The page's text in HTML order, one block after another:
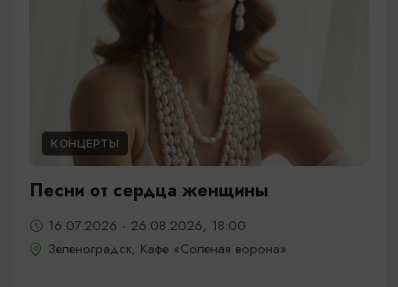
КОНЦЕРТЫ
Песни от сердца женщины
16.07.2026 - 26.08.2026, 18:00
Зеленоградск, Кафе «Соленая ворона»